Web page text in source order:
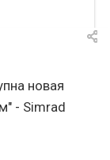
новая
- Simrad